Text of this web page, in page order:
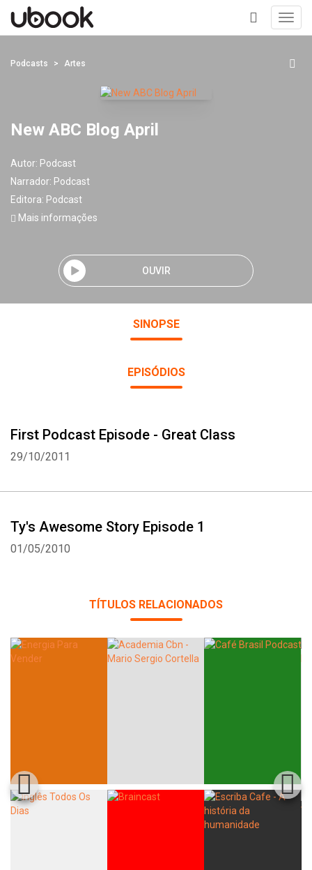
+
Podcasts Artes
New ABC Blog April
Autor: Podcast
Narrador: Podcast
Editora: Podcast
Mais informações
OUVIR
SINOPSE
EPISÓDIOS
First Podcast Episode - Great Class
29/10/2011
Ty's Awesome Story Episode 1
01/05/2010
TÍTULOS RELACIONADOS